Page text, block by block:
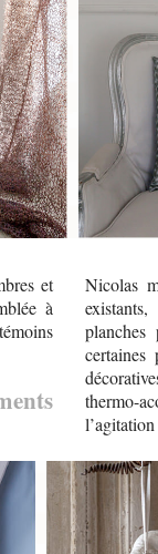
et
à
Nicolas
certaines
thermo-